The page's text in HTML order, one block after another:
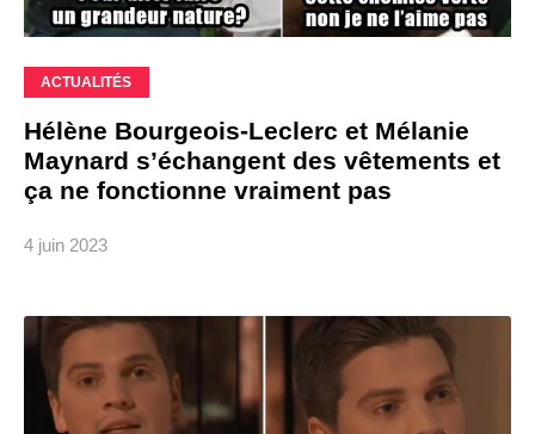
ACTUALITÉS
Hélène Bourgeois-Leclerc et Mélanie
Maynard s’échangent des vêtements et
ça ne fonctionne vraiment pas
4 juin 2023